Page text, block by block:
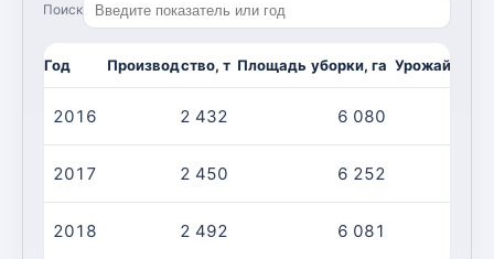
Поиск
Год Производство, т Площадь уборки, га
2016 2 432 6 080
2017 2 450 6 252
2018 2 492 6 081